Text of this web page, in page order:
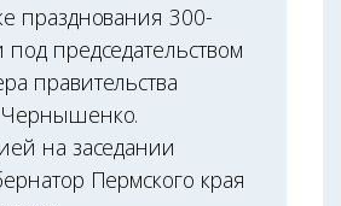
празднования 300-
председательством
правительства
на заседании
Пермского края